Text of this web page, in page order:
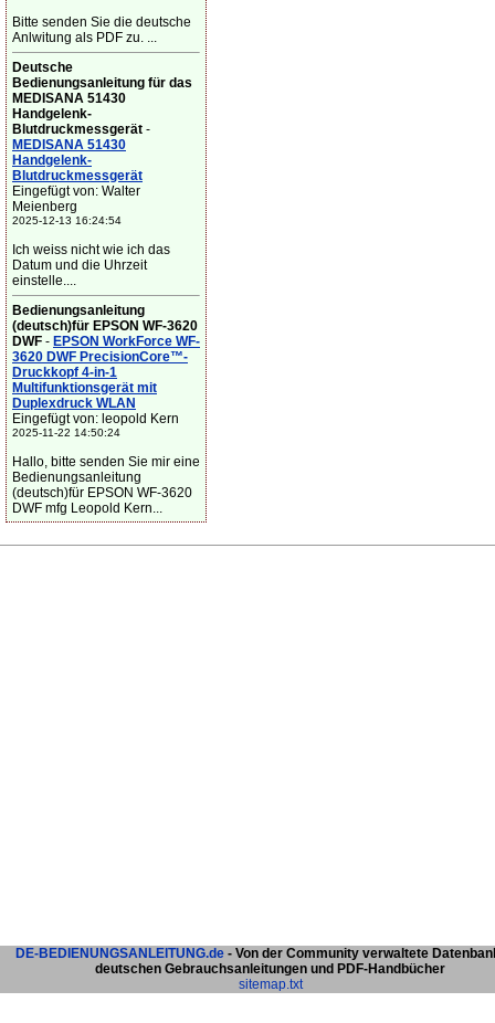
Bitte senden Sie die deutsche
Anlwitung als PDF zu. ...
Deutsche
Bedienungsanleitung für das
MEDISANA 51430
Handgelenk-
Blutdruckmessgerät -
MEDISANA 51430
Handgelenk-
Blutdruckmessgerät
Eingefügt von: Walter
Meienberg
2025-12-13 16:24:54
Ich weiss nicht wie ich das
Datum und die Uhrzeit
einstelle....
Bedienungsanleitung
(deutsch)für EPSON WF-3620
DWF - EPSON WorkForce WF-
3620 DWF PrecisionCore™-
Druckkopf 4-in-1
Multifunktionsgerät mit
Duplexdruck WLAN
Eingefügt von: leopold Kern
2025-11-22 14:50:24
Hallo, bitte senden Sie mir eine
Bedienungsanleitung
(deutsch)für EPSON WF-3620
DWF mfg Leopold Kern...
DE-BEDIENUNGSANLEITUNG.de - Von der Community verwaltete
deutschen Gebrauchsanleitungen und PDF-Handbücher
sitemap.txt